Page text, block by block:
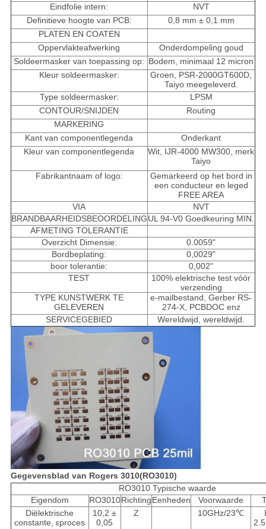
Eindfolie intern:
NVT
Definitieve hoogte van PCB:
0,8 mm ± 0,1 mm
PLATEN EN COATEN
Oppervlakteafwerking
Onderdompeling goud
Soldeermasker van toepassing op: Bodem, minimaal 12 micron
Kleur soldeermasker:
Groen, PSR-2000GT600D,
Taiyo meegeleverd.
Type soldeermasker:
LPSM
CONTOUR/SNIJDEN
Routing
MARKERING
Kant van componentlegenda
Onderkant
Kleur van componentlegenda
Wit, IJR-4000 MW300, merk
Taiyo
Fabrikantnaam of logo:
Gemarkeerd op het bord in
een conducteur en leged
FREE AREA
VIA
NVT
BRANDBAARHEIDSBEOORDELINGUL 94-V0 Goedkeuring MIN.
AFMETING TOLERANTIE
Overzicht Dimensie:
0.0059"
Bordbeplating:
0,0029"
boor tolerantie:
0,002"
TEST
100% elektrische test vóór
verzending
TYPE KUNSTWERK TE
GELEVEREN
e-mailbestand, Gerber RS-
274-X, PCBDOC enz
SERVICEGEBIED
Wereldwijd, wereldwijd.
Gegevensblad van Rogers 3010(RO3010)
RO3010 Typische waarde
Eigendom
RO3010RichtingEenheden Voorwaarde
Diëlektrische
constante, εproces
10,2 ±
0,05
Z 10GHz/23℃